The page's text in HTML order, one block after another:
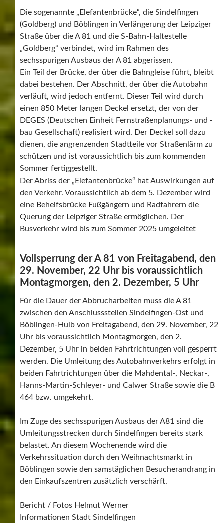
Die sogenannte „Elefantenbrücke“, die Sindelfingen
(Goldberg) und Böblingen in Verlängerung der Leipziger
Straße über die A 81 und die S-Bahn-Haltestelle
„Goldberg“ verbindet, wird im Rahmen des
sechsspurigen Ausbaus der A 81 abgerissen.
Ein Teil der Brücke, der über die Bahngleise führt, bleibt
dabei bestehen. Der Abschnitt, der über die Autobahn
verläuft, wird jedoch entfernt. Dieser Teil wird durch
einen 850 Meter langen Deckel ersetzt, der von der
DEGES (Deutschen Einheit Fernstraßenplanungs- und -
bau Gesellschaft) realisiert wird. Der Deckel soll dazu
dienen, die angrenzenden Stadtteile vor Straßenlärm zu
schützen und ist voraussichtlich bis zum kommenden
Sommer fertiggestellt.
Der Abriss der „Elefantenbrücke“ hat Auswirkungen auf
den Verkehr. Voraussichtlich ab dem 5. Dezember wird
eine Behelfsbrücke Fußgängern und Radfahrern die
Querung der Leipziger Straße ermöglichen. Der
Busverkehr wird bis zum Sommer 2025 umgeleitet
Vollsperrung der A 81 von Freitagabend, den
29. November, 22 Uhr bis voraussichtlich
Montagmorgen, den 2. Dezember, 5 Uhr
Für die Dauer der Abbrucharbeiten muss die A 81
zwischen den Anschlussstellen Sindelfingen-Ost und
Böblingen-Hulb von Freitagabend, den 29. November, 22
Uhr bis voraussichtlich Montagmorgen, den 2.
Dezember, 5 Uhr in beiden Fahrtrichtungen voll gesperrt
werden. Die Umleitung des Autobahnverkehrs erfolgt in
beiden Fahrtrichtungen über die Mahdental-, Neckar-,
Hanns-Martin-Schleyer- und Calwer Straße sowie die B
464 bzw. umgekehrt.
Im Zuge des sechsspurigen Ausbaus der A81 sind die
Umleitungsstrecken durch Sindelfingen bereits stark
belastet. An diesem Wochenende wird die
Verkehrssituation durch den Weihnachtsmarkt in
Böblingen sowie den samstäglichen Besucherandrang in
den Einkaufszentren zusätzlich verschärft.
Bericht / Fotos Helmut Werner
Informationen Stadt Sindelfingen